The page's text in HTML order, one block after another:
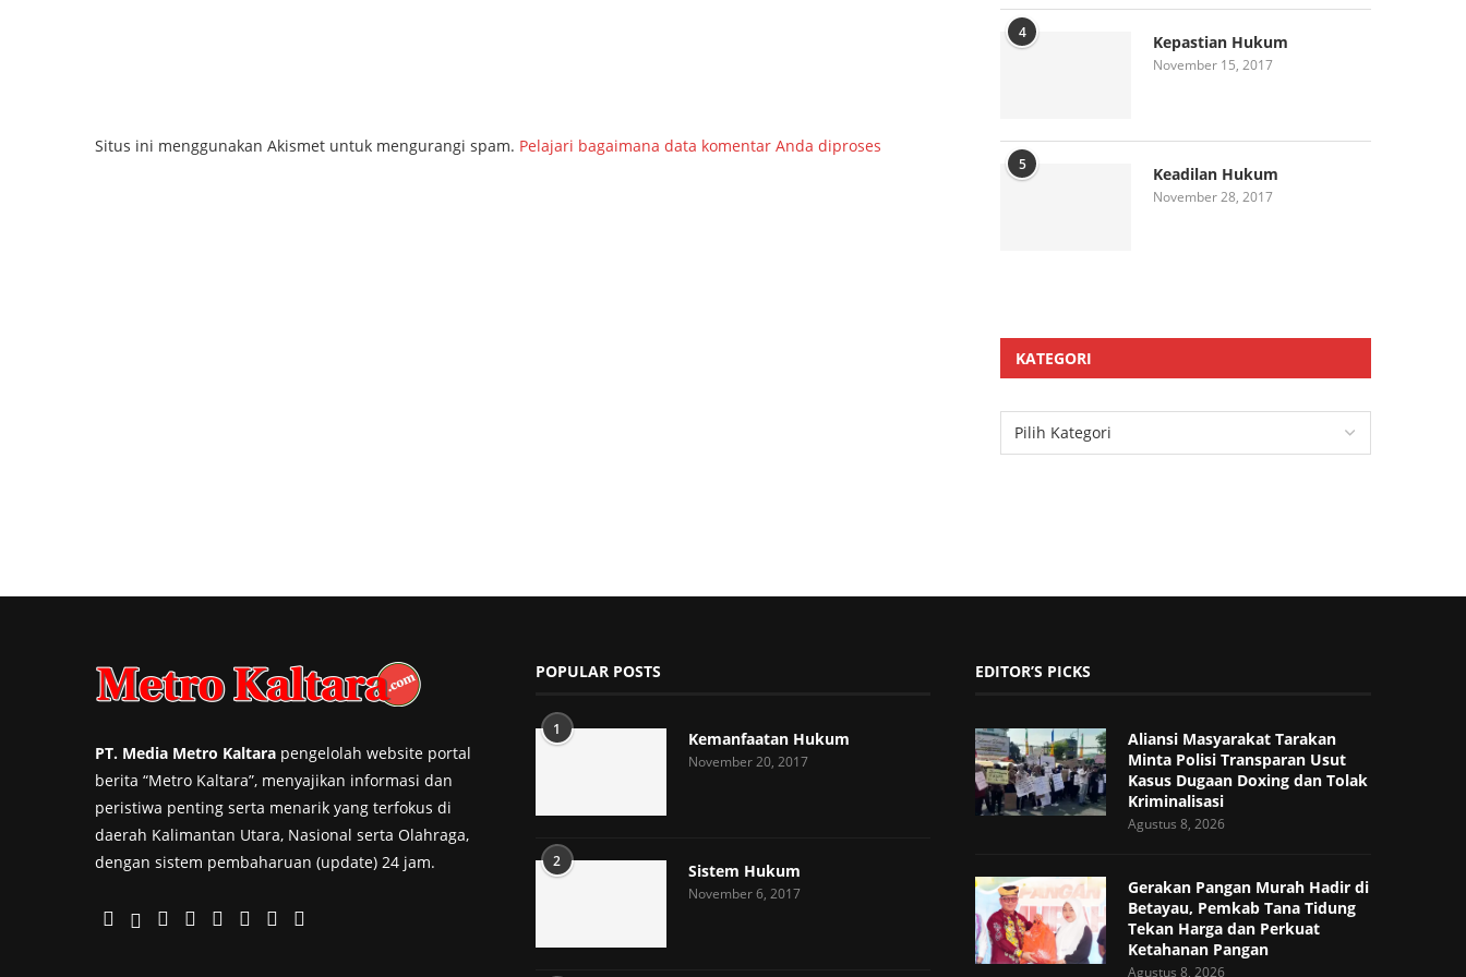
Situs ini menggunakan Akismet untuk mengurangi spam. Pelajari bagaimana data komentar Anda diproses
4 Kepastian Hukum
November 15, 2017
5 Keadilan Hukum
November 28, 2017
KATEGORI
PT. Media Metro Kaltara pengelolah website portal
berita “Metro Kaltara”, menyajikan informasi dan
peristiwa penting serta menarik yang terfokus di
daerah Kalimantan Utara, Nasional serta Olahraga,
dengan sistem pembaharuan (update) 24 jam.
POPULAR POSTS
1 Kemanfaatan Hukum
November 20, 2017
2 Sistem Hukum
November 6, 2017
EDITOR’S PICKS
Aliansi Masyarakat Tarakan
Minta Polisi Transparan Usut
Kasus Dugaan Doxing dan Tolak
Kriminalisasi
Agustus 8, 2026
Gerakan Pangan Murah Hadir di
Betayau, Pemkab Tana Tidung
Tekan Harga dan Perkuat
Ketahanan Pangan
Agustus 8, 2026